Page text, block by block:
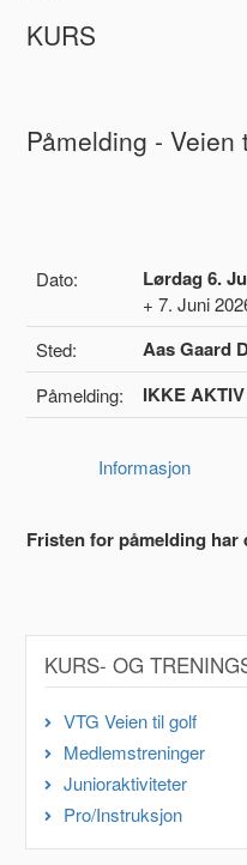
KURS
Påmelding - Veien
Dato: Lørdag 6.
+ 7. Juni
Sted:
Aas Gaard
Påmelding: IKKE AKTIV
Informasjon
Fristen for påmelding har
KURS- OG
VTG Veien til golf
Medlemstreninger
Junioraktiviteter
Pro/Instruksjon